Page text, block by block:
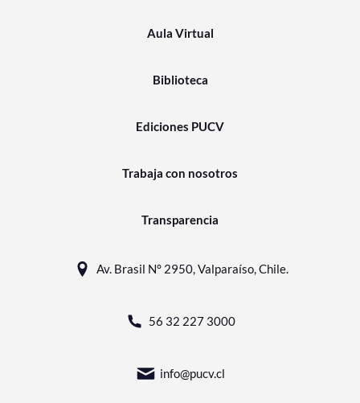
Aula Virtual
Biblioteca
Ediciones PUCV
Trabaja con nosotros
Transparencia
Av. Brasil N° 2950, Valparaíso, Chile.
56 32 227 3000
info@pucv.cl